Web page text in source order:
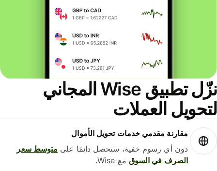
نزّل تطبيق Wise المجاني
العملات
مقارنة مقدمي خدمات تحويل الأموال
دون أي رسوم خفية، ستحصل دائمًا علىمتوسط ​​سعر
الصرف في السوقمع Wise.